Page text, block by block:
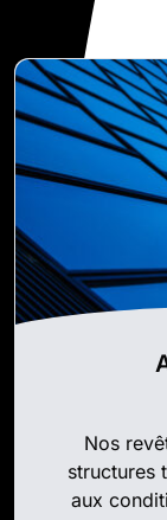
Nos
structures
aux